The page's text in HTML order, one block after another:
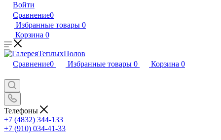
Войти
Сравнение0
Избранные товары 0
Корзина 0
Сравнение0 Избранные товары 0 Корзина 0
Телефоны
+7 (4832) 344-133
+7 (910) 034-41-33